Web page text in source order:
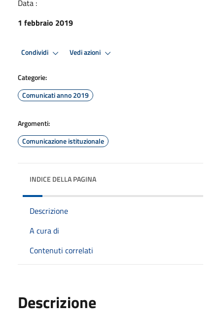
Data :
1 febbraio 2019
Condividi Vedi azioni
Categorie:
Comunicati anno 2019
Argomenti:
Comunicazione istituzionale
INDICE DELLA PAGINA
Descrizione
A cura di
Contenuti correlati
Descrizione